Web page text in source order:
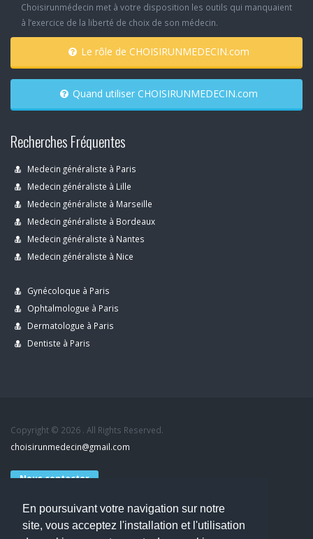
En poursuivant votre navigation sur notre
site, vous acceptez l'installation et l'utilisation
Choisirunmédecin met à votre disposition les outils qui manquaient
à l’exercice de la liberté de choix de son médecin.
Le rôle de CHOISIRUNMEDECIN.com
Quand utiliser CHOISIRUNMEDECIN.com
Recherches Fréquentes
Medecin généraliste à Paris
Medecin généraliste à Lille
Medecin généraliste à Marseille
Medecin généraliste à Bordeaux
Medecin généraliste à Nantes
Medecin généraliste à Nice
Gynécoloque à Paris
Ophtalmologue à Paris
Dermatologue à Paris
Dentiste à Paris
Copyright © 2026 . All Rights Reserved.
choisirunmedecin@gmail.com
Nous contacter
Accueil
Blog